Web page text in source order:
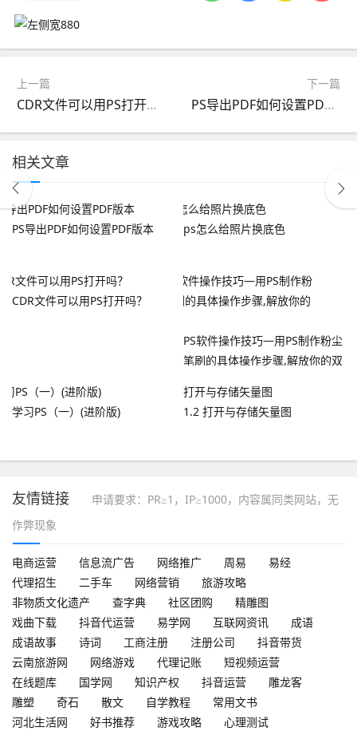
上一篇
CDR文件可以用PS打开吗？
下一篇
PS导出PDF如何设置PDF版本
相关文章
PS导出PDF如何设置PDF版本 ps怎么给照片换底色
CDR文件可以用PS打开吗？
PS软件操作技巧—用PS制作粉尘
笔刷的具体操作步骤,解放你的双
学习PS（一）(进阶版) 1.2 打开与存储矢量图
友情链接
申请要求：PR≥1，IP≥1000，内容属同类网站，无
作弊现象
电商运营 信息流广告 网络推广 周易
易经
代理招生
二手车 网络营销
旅游攻略
非物质文化遗产
查字典 社区团购
精雕图
戏曲下载
抖音代运营 易学网 互联网资讯
成语
成语故事
诗词 工商注册 注册公司
抖音带货
云南旅游网
网络游戏 代理记账
短视频运营
在线题库
国学网 知识产权 抖音运营
雕龙客
雕塑
奇石 散文 自学教程
常用文书
河北生活网
好书推荐 游戏攻略
心理测试